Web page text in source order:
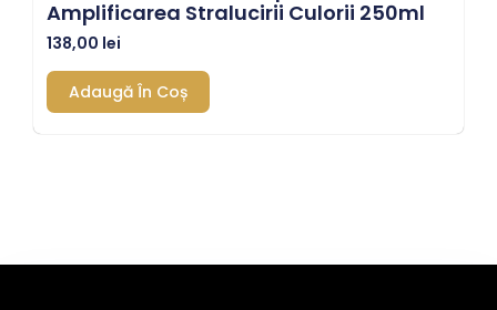
Amplificarea Stralucirii Culorii 250ml
138,00 lei
Adaugă În Coș